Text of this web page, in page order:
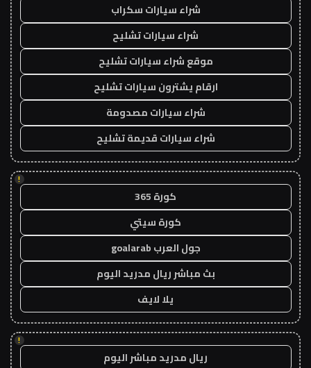
شراء سيارات سكراب
شراء سيارات تشليح
موقع شراء سيارات تشليح
ارقام يشترون سيارات تشليح
شراء سيارات مصدومة
شراء سيارات قديمة تشليح
!
كورة 365
كورة سيتي
جول العرب goalarab
بث مباشر ريال مدريد اليوم
يلا لايف
!
ريال مدريد مباشر اليوم